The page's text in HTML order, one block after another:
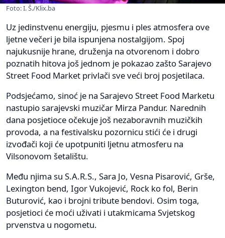
Foto: I. Š./Klix.ba
Uz jedinstvenu energiju, pjesmu i ples atmosfera ove
ljetne večeri je bila ispunjena nostalgijom. Spoj
najukusnije hrane, druženja na otvorenom i dobro
poznatih hitova još jednom je pokazao zašto Sarajevo
Street Food Market privlači sve veći broj posjetilaca.
Podsjećamo, sinoć je na Sarajevo Street Food Marketu
nastupio sarajevski muzičar Mirza Pandur. Narednih
dana posjetioce očekuje još nezaboravnih muzičkih
provoda, a na festivalsku pozornicu stići će i drugi
izvođači koji će upotpuniti ljetnu atmosferu na
Vilsonovom šetalištu.
Među njima su S.A.R.S., Sara Jo, Vesna Pisarović, Grše,
Lexington bend, Igor Vukojević, Rock ko fol, Berin
Buturović, kao i brojni tribute bendovi. Osim toga,
posjetioci će moći uživati i utakmicama Svjetskog
prvenstva u nogometu.